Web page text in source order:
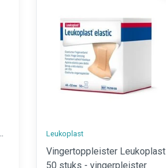
kopen
Leukoplast
Vingertoppleister Leukoplast
50 stuks - vingerpleister